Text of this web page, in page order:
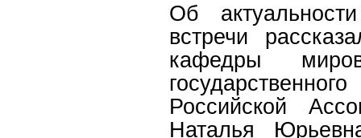
Об
встречи
кафедры
Российской
Наталья